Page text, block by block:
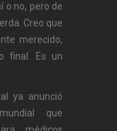
o no, pero de
Creo que
merecido,
final. Es un
ya anunció
que